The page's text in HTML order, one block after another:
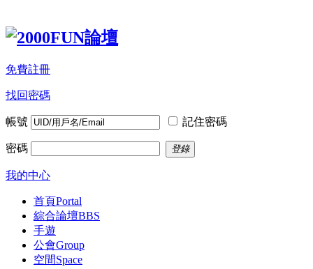
免費註冊
找回密碼
帳號 記住密碼
密碼 登錄
我的中心
首頁Portal
綜合論壇BBS
手遊
公會Group
空間Space